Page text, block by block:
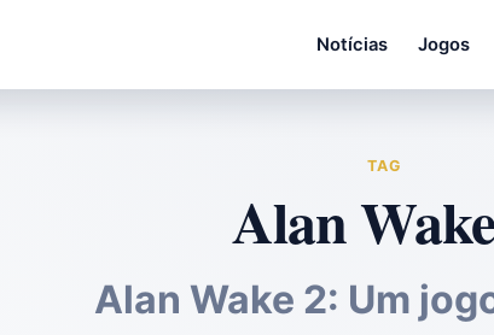
Notícias Jogos
TAG
Alan
Alan Wake 2: Um